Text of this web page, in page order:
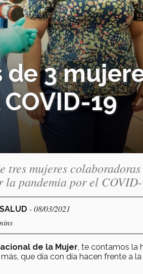
de 3
19
tres mujeres
la pandemia por el
- 08/03/2021
de la Mujer, te contamos la
que día con día hacen frente a